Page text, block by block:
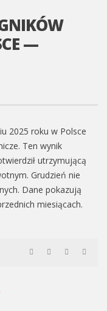
—
2025 roku w Polsce
Ten wynik
utrzymującą
Grudzień nie
Dane pokazują
miesiącach.